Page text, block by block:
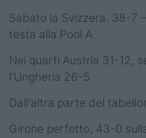
Sabato la Svizzera. 38-7
testa alla Pool A.
Nei quarti Austria 31-12,
l'Ungheria 26-5.
Dall'altra parte del
Girone perfetto, 43-0